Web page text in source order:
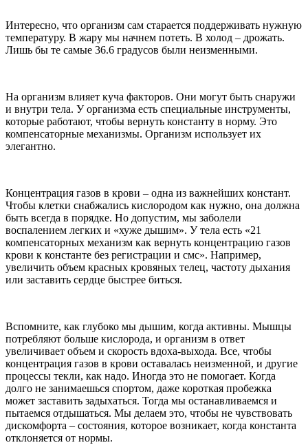
Интересно, что организм сам старается поддерживать нужную
температуру. В жару мы начнем потеть. В холод – дрожать.
Лишь бы те самые 36.6 градусов были неизменными.
На организм влияет куча факторов. Они могут быть снаружи
и внутри тела. У организма есть специальные инструменты,
которые работают, чтобы вернуть константу в норму. Это
компенсаторные механизмы. Организм использует их
элегантно.
Концентрация газов в крови – одна из важнейших констант.
Чтобы клетки снабжались кислородом как нужно, она должна
быть всегда в порядке. Но допустим, мы заболели
воспалением легких и «хуже дышим». У тела есть «21
компенсаторных механизм как вернуть концентрацию газов
крови к константе без регистрации и смс». Например,
увеличить объем красных кровяных телец, частоту дыхания
или заставить сердце быстрее биться.
Вспомните, как глубоко мы дышим, когда активны. Мышцы
потребляют больше кислорода, и организм в ответ
увеличивает объем и скорость вдоха-выхода. Все, чтобы
концентрация газов в крови оставалась неизменной, и другие
процессы текли, как надо. Иногда это не помогает. Когда
долго не занимаешься спортом, даже короткая пробежка
может заставить задыхаться. Тогда мы останавливаемся и
пытаемся отдышаться. Мы делаем это, чтобы не чувствовать
дискомфорта – состояния, которое возникает, когда константа
отклоняется от нормы.